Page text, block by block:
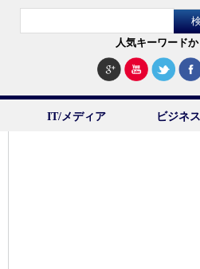
人気キーワード
IT/メディア ビジネス